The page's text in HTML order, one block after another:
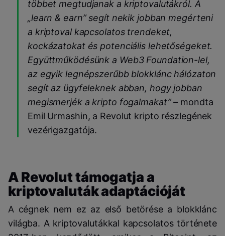
többet megtudjanak a kriptovalutákról. A
„learn & earn” segít nekik jobban megérteni
a kriptoval kapcsolatos trendeket,
kockázatokat és potenciális lehetőségeket.
Együttműködésünk a Web3 Foundation-lel,
az egyik legnépszerűbb blokklánc hálózaton
segít az ügyfeleknek abban, hogy jobban
megismerjék a kripto fogalmakat” – mondta
Emil Urmashin, a Revolut kripto részlegének
vezérigazgatója.
A Revolut támogatja a
kriptovaluták adaptációját
A cégnek nem ez az első betörése a blokklánc
világba. A kriptovalutákkal kapcsolatos története